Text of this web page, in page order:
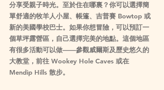
分享受親子時光。至於住在哪裏？你可以選擇簡
單舒適的牧羊人小屋、帳篷、吉普賽 Bowtop 或
新的美國學校巴士。如果你想冒險，可以預訂一
個草坪露營區，自己選擇完美的地點。這個地區
有很多活動可以做——參觀威爾斯及歷史悠久的
大教堂，前往 Wookey Hole Caves 或在
Mendip Hills 散步。